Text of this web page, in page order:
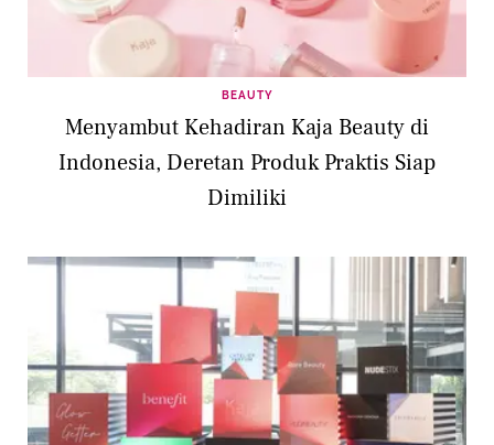
BEAUTY
Menyambut Kehadiran Kaja Beauty di
Indonesia, Deretan Produk Praktis Siap
Dimiliki